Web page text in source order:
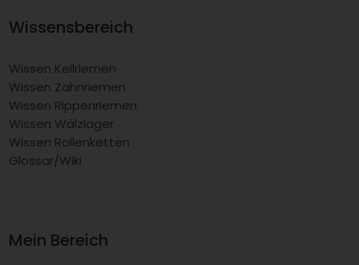
Wissensbereich
Wissen Keilriemen
Wissen Zahnriemen
Wissen Rippenriemen
Wissen Wälzlager
Wissen Rollenketten
Glossar/Wiki
Mein Bereich